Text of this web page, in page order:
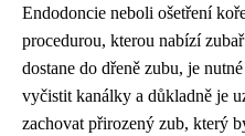
Endodoncie neboli ošetření
procedurou, kterou nabízí
dostane do dřeně zubu, je
vyčistit kanálky a důkladně je
zachovat přirozený zub, který